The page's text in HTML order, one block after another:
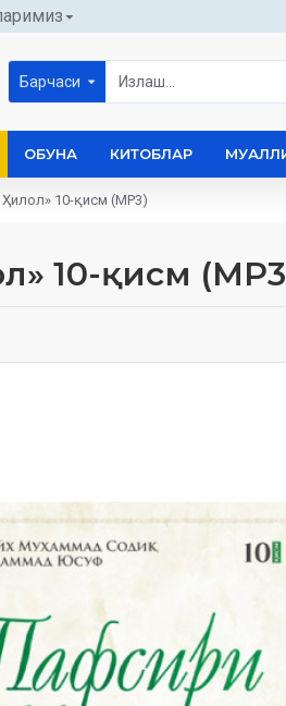
Барчаси
ОБУНА КИТОБЛАР
10-қисм (MP3)
10-қисм